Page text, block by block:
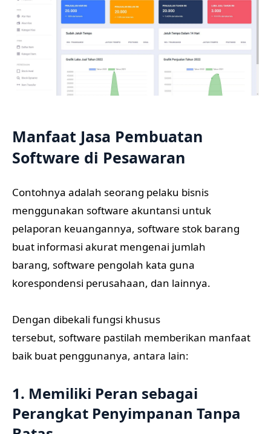
Manfaat Jasa Pembuatan
Software di Pesawaran
Contohnya adalah seorang pelaku bisnis
menggunakan software akuntansi untuk
pelaporan keuangannya, software stok barang
buat informasi akurat mengenai jumlah
barang, software pengolah kata guna
korespondensi perusahaan, dan lainnya.
Dengan dibekali fungsi khusus
tersebut, software pastilah memberikan manfaat
baik buat penggunanya, antara lain:
1. Memiliki Peran sebagai
Perangkat Penyimpanan Tanpa